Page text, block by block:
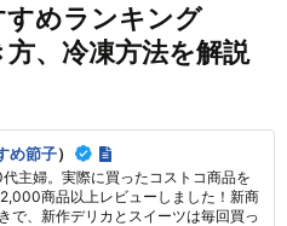
めランキング
、冷凍方法を解説
め節子）
主婦。実際に買ったコストコ商品を
商品以上レビューしました！新商
で、新作デリカとスイーツは毎回買っ